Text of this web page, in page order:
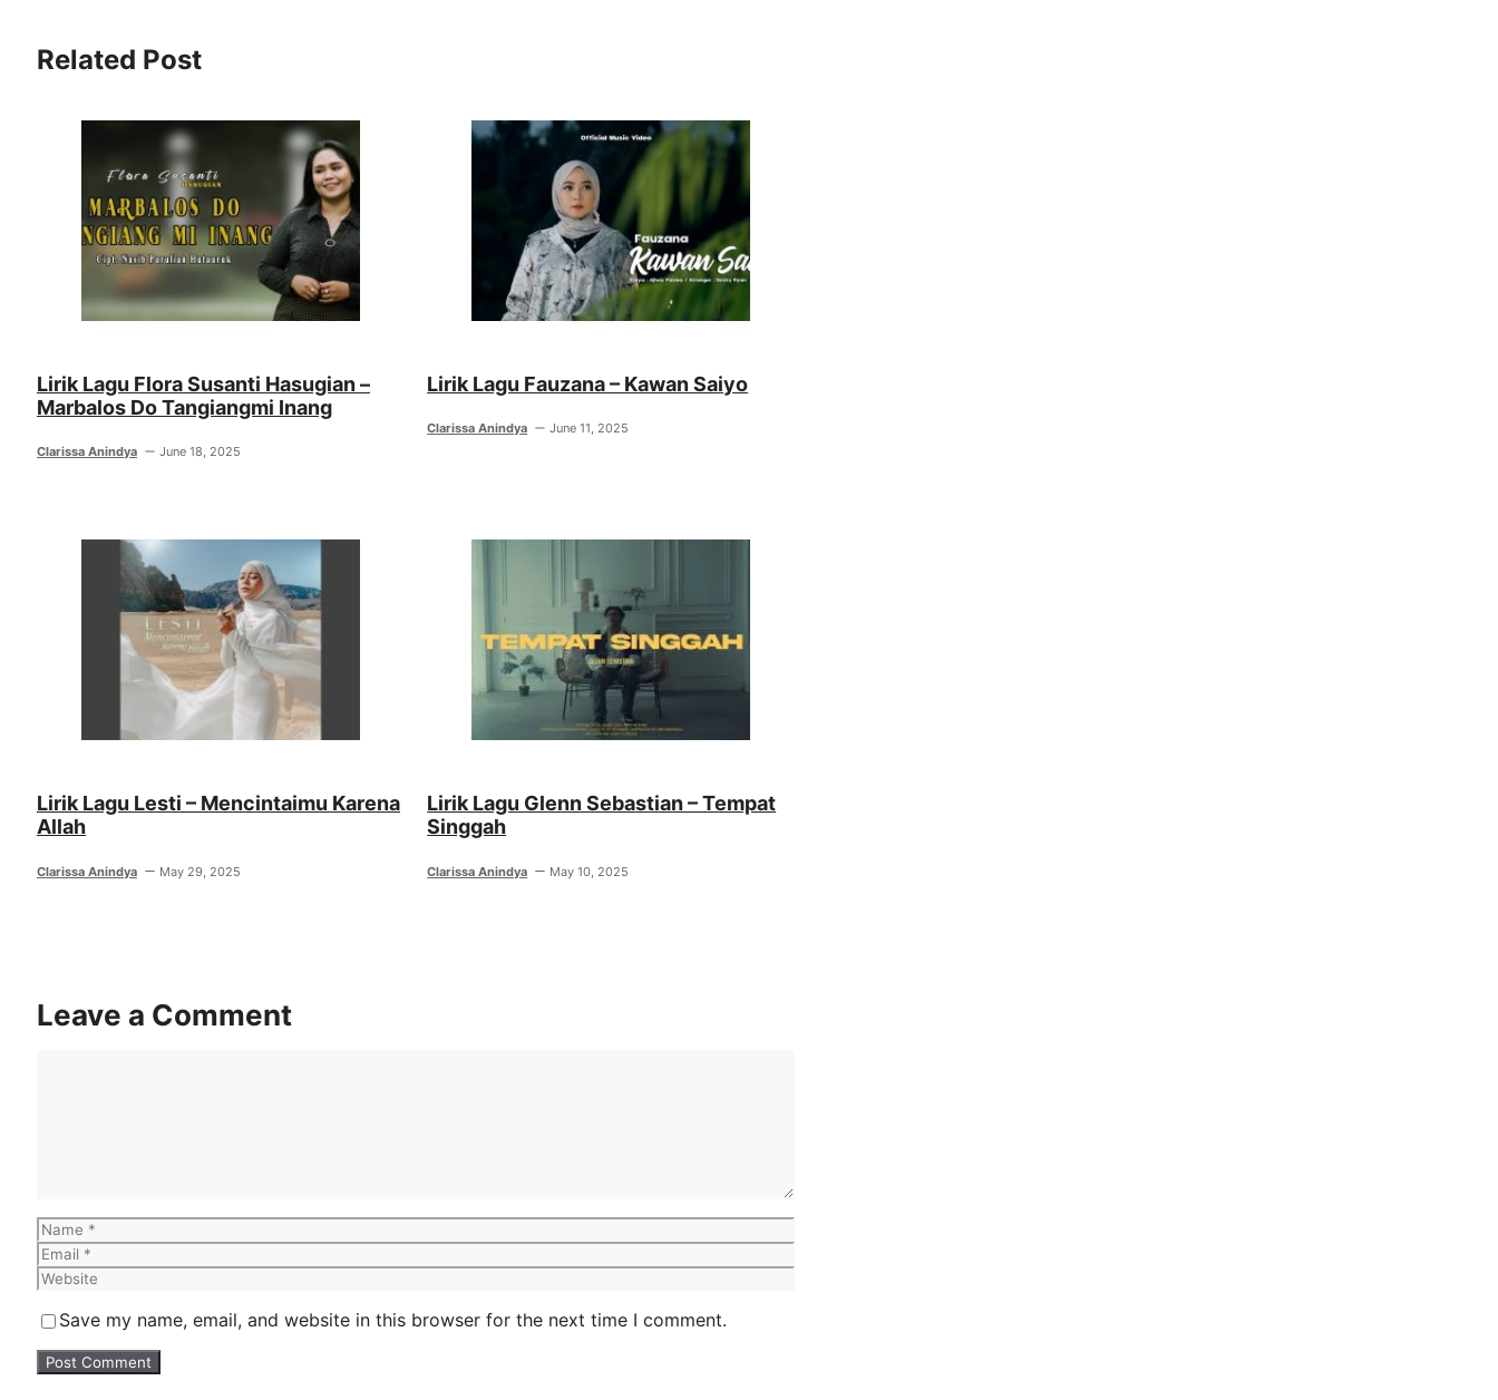
Related Post
Lirik Lagu Flora Susanti Hasugian –
Marbalos Do Tangiangmi Inang
Clarissa Anindya June 18, 2025
Lirik Lagu Fauzana – Kawan Saiyo
Clarissa Anindya June 11, 2025
Lirik Lagu Lesti – Mencintaimu Karena
Allah
Clarissa Anindya May 29, 2025
Lirik Lagu Glenn Sebastian – Tempat
Singgah
Clarissa Anindya May 10, 2025
Leave a Comment
Name
Email
Website
Save my name, email, and website in this browser for the next time I comment.